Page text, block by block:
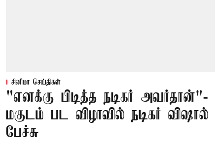
சினிமா செய்திகள்
"எனக்கு பிடித்த நடிகர் அவர்தான்"-
மகுடம் பட விழாவில் நடிகர் விஷால்
பேச்சு